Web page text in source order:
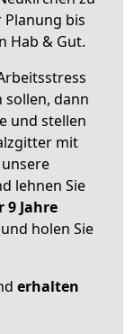
bis
Hab & Gut.
sollen, dann
und stellen
mit
unsere
lehnen Sie
9 Jahre
holen Sie
erhalten